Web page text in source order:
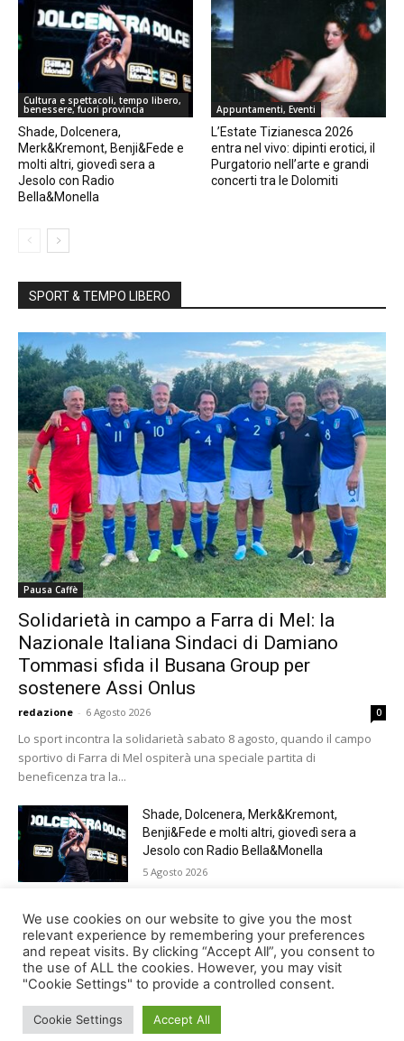
Cultura e spettacoli, tempo libero,
benessere, fuori provincia
Shade, Dolcenera,
Merk&Kremont, Benji&Fede e
molti altri, giovedì sera a
Jesolo con Radio
Bella&Monella
Appuntamenti, Eventi
L’Estate Tizianesca 2026
entra nel vivo: dipinti erotici, il
Purgatorio nell’arte e grandi
concerti tra le Dolomiti
SPORT & TEMPO LIBERO
Pausa Caffè
Solidarietà in campo a Farra di Mel: la
Nazionale Italiana Sindaci di Damiano
Tommasi sfida il Busana Group per
sostenere Assi Onlus
redazione - 6 Agosto 2026 0
Lo sport incontra la solidarietà sabato 8 agosto, quando il campo
sportivo di Farra di Mel ospiterà una speciale partita di
beneficenza tra la...
Shade, Dolcenera, Merk&Kremont,
Benji&Fede e molti altri, giovedì sera a
Jesolo con Radio Bella&Monella
5 Agosto 2026
Paracadutismo, sold out per il Trofeo Città
di Belluno
4 Agosto 2026
We use cookies on our website to give you the most
relevant experience by remembering your preferences
and repeat visits. By clicking “Accept All”, you consent to
the use of ALL the cookies. However, you may visit
"Cookie Settings" to provide a controlled consent.
Cookie Settings Accept All